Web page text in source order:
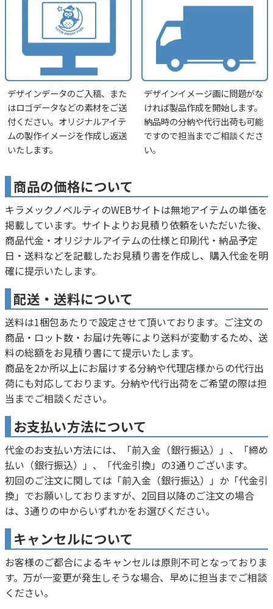
デザインデータのご入稿、また
はロゴデータなどの素材をご送
付ください。オリジナルアイテ
ムの製作イメージを作成し返送
いたします。
デザインイメージ画に問題がな
ければ製品作成を開始します。
納品時の分納や代行出荷も可能
ですので担当までご相談くださ
い。
商品の価格について
キラメックノベルティのWEBサイトは無地アイテムの単価を
掲載しています。サイトよりお見積り依頼をいただいた後、
商品代金・オリジナルアイテムの仕様と印刷代・納品予定
日・送料などを記載したお見積り書を作成し、購入代金を明
確に提示いたします。
配送・送料について
送料は1梱包あたりで設定させて頂いております。ご注文の
商品・ロット数・お届け先等により送料が変動するため、送
料の総額をお見積り書にて提示いたします。
商品を2か所以上にお届けする分納や代理店様からの代行出
荷にも対応しております。分納や代行出荷をご希望の際は担
当までご相談ください。
お支払い方法について
代金のお支払い方法には、「前入金（銀行振込）」、「締め
払い（銀行振込）」、「代金引換」の3通りございます。
初回のご注文に関しては「前入金（銀行振込）」か「代金引
換」でお願いしておりますが、2回目以降のご注文の場合
は、3通りの中からいずれかをお選びください。
キャンセルについて
お客様のご都合によるキャンセルは原則不可となっておりま
す。万が一変更が発生しそうな場合、早めに担当までご相談
ください。